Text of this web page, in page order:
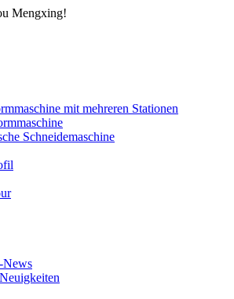
Mengxing!
mit mehreren Stationen
Schneidemaschine
News